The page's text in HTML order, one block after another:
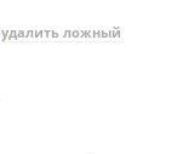
удалить ложный